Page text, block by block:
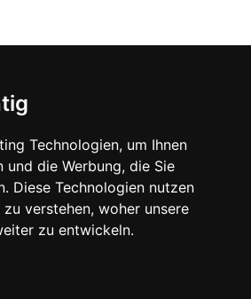
Technologien, um Ihnen
die Werbung, die Sie
Diese Technologien nutzen
verstehen, woher unsere
zu entwickeln.